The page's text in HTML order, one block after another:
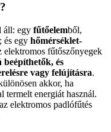
áll: egy fűtőelemből,
és egy hőmérséklet-
elektromos fűtőszőnyegek
és
vagy felújításra.
akkor, ha
termelt energiát használ.
elektromos padlófűtés